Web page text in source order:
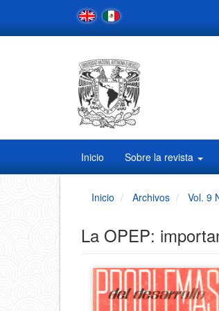
Contenido
Inicio Sobre la revista
Inicio Archivos Vol. 9
La OPEP:
Barra